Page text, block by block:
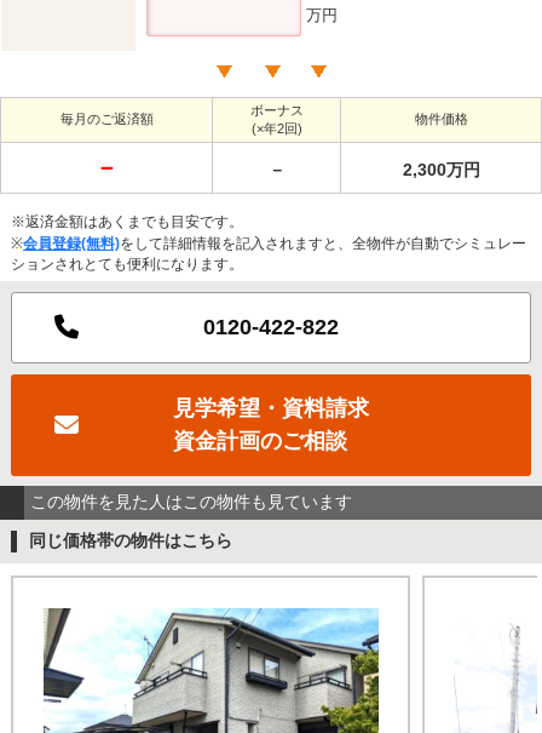
万円
毎月のご返済額
ボーナス
(×年2回)
物件価格
－ － 2,300万円
※返済金額はあくまでも目安です。
※会員登録(無料)をして詳細情報を記入されますと、全物件が自動でシミュレー
ションされとても便利になります。
0120-422-822
見学希望・資料請求
資金計画のご相談
この物件を見た人はこの物件も見ています
同じ価格帯の物件はこちら